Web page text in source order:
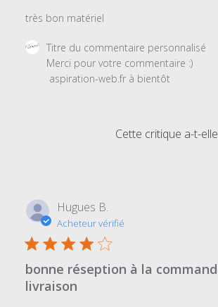
très bon matériel
Commentaires
propriétaire
commentaire
personnalisé
le
Wed
Jan
22
2020
Titre du commentaire personnalisé
Merci pour votre commentaire :)
aspiration-web.fr à bientôt
Cette critique a-t-
Hugues B.
Acheteur vérifié
bonne réseption à la
livraison